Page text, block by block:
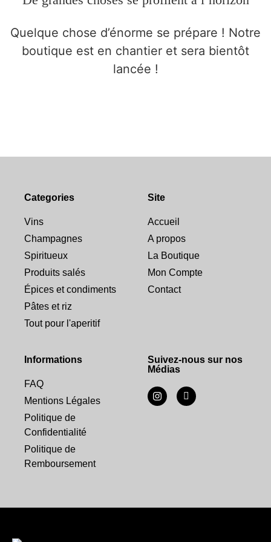
Quelque chose d’énorme se prépare ! Notre
boutique est en chantier et sera bientôt
lancée !
Categories
Vins
Champagnes
Spiritueux
Produits salés
Épices et condiments
Pâtes et riz
Tout pour l'aperitif
Site
Accueil
A propos
La Boutique
Mon Compte
Contact
Informations
FAQ
Mentions Légales
Politique de
Confidentialité
Politique de
Remboursement
Suivez-nous sur nos
Médias